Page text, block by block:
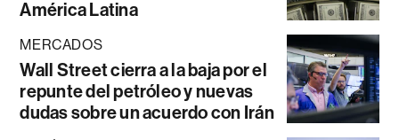
América Latina
MERCADOS
Wall Street cierra a la baja por el
repunte del petróleo y nuevas
dudas sobre un acuerdo con Irán